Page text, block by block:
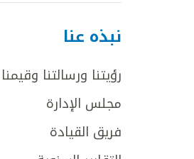
نبذه عنا
رؤيتنا ورسالتنا وقيمنا
مجلس الإدارة
فريق القيادة